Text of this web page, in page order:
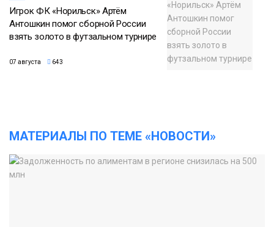
Игрок ФК «Норильск» Артём
Антошкин помог сборной России
взять золото в футзальном турнире
07 августа 643
МАТЕРИАЛЫ ПО ТЕМЕ «НОВОСТИ»